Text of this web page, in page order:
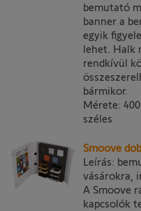
bemutató
banner a
egyik
lehet. Halk
rendkívül
bármikor.
Mérete:
széles
Smoove
Leírás:
vásárokra,
A Smoove
kapcsolók